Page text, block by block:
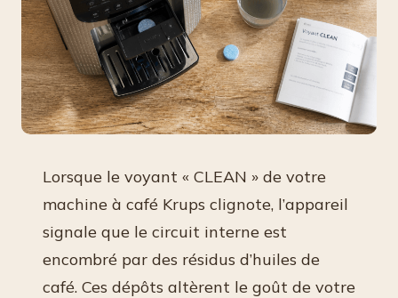
Lorsque le voyant « CLEAN » de votre
machine à café Krups clignote, l’appareil
signale que le circuit interne est
encombré par des résidus d’huiles de
café. Ces dépôts altèrent le goût de votre